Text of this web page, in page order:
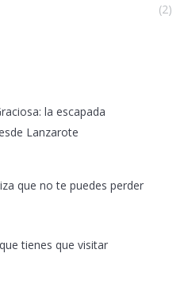
(2)
la escapada
Lanzarote
que no te puedes perder
tienes que visitar